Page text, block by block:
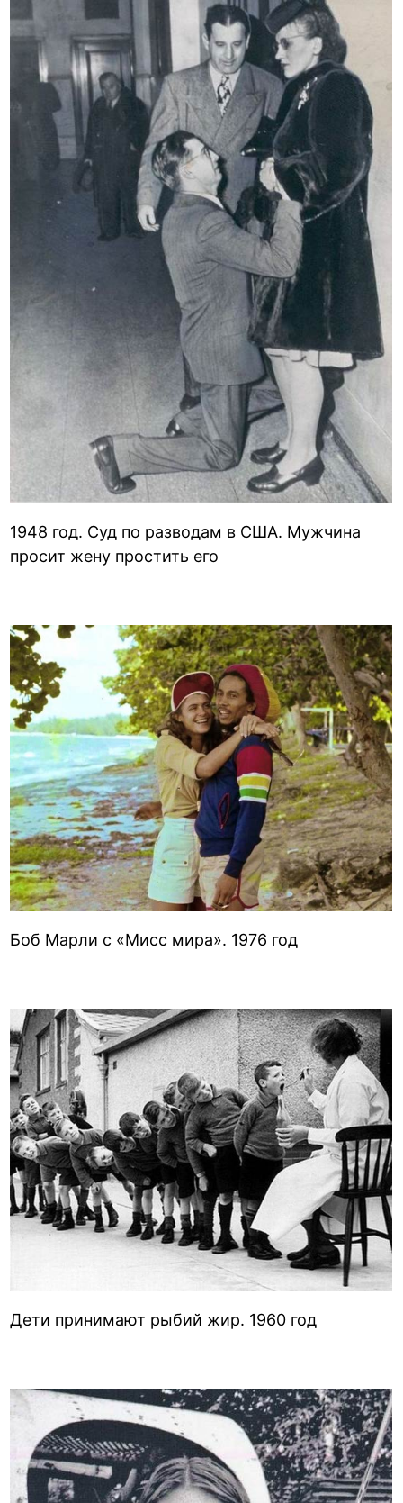
1948 год. Суд по разводам в США. Мужчина
просит жену простить его
Боб Марли с «Мисс мира». 1976 год
Дети принимают рыбий жир. 1960 год